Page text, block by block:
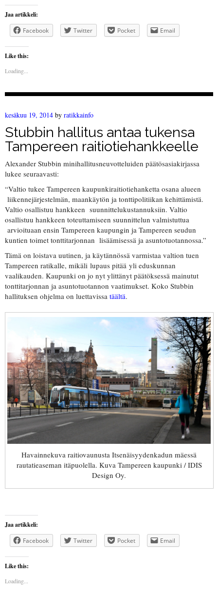
Jaa artikkeli:
Facebook
Twitter Pocket Email
Like this:
Loading...
kesäkuu 19, 2014 by ratikkainfo
Stubbin hallitus antaa tukensa
Tampereen raitiotiehankkeelle
Alexander Stubbin minihallitusneuvotteluiden päätösasiakirjassa
lukee seuraavasti:
“Valtio tukee Tampereen kaupunkiraitiotiehanketta osana alueen
liikennejärjestelmän, maankäytön ja tonttipolitiikan kehittämistä.
Valtio osallistuu hankkeen suunnittelukustannuksiin. Valtio
osallistuu hankkeen toteuttamiseen suunnittelun valmistuttua
arvioituaan ensin Tampereen kaupungin ja Tampereen seudun
kuntien toimet tonttitarjonnan lisäämisessä ja asuntotuotannossa.”
Tämä on loistava uutinen, ja käytännössä varmistaa valtion tuen
Tampereen ratikalle, mikäli lupaus pitää yli eduskunnan
vaalikauden. Kaupunki on jo nyt ylittänyt päätöksessä mainutut
tonttitarjonnan ja asuntotuotannon vaatimukset. Koko Stubbin
hallituksen ohjelma on luettavissa täältä.
Havainnekuva raitiovaunusta Itsenäisyydenkadun mäessä
rautatieaseman itäpuolella. Kuva Tampereen kaupunki / IDIS
Design Oy.
Jaa artikkeli:
Facebook
Twitter Pocket Email
Like this:
Loading...